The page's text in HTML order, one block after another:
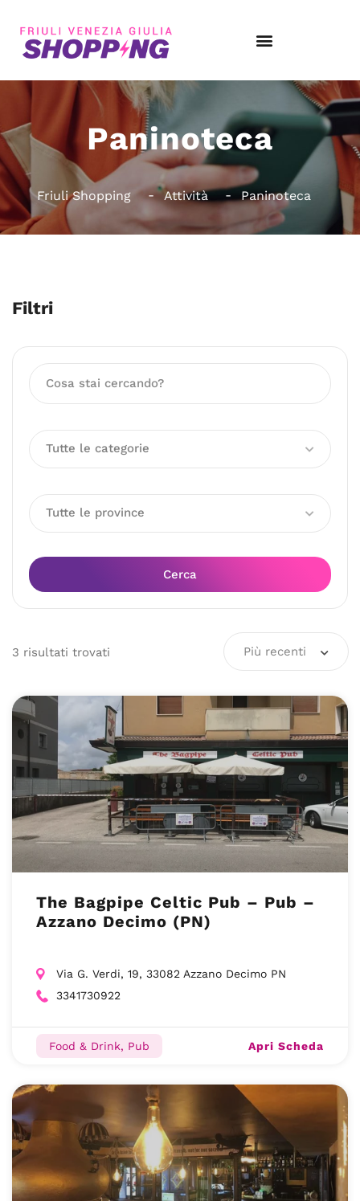
Paninoteca
Friuli Shopping Attività Paninoteca
Filtri
Tutte le categorie
Tutte le province
Cerca
3 risultati trovati Più recenti
The Bagpipe Celtic Pub – Pub –
Azzano Decimo (PN)
Via G. Verdi, 19, 33082 Azzano Decimo PN
3341730922
Food & Drink, Pub Apri Scheda